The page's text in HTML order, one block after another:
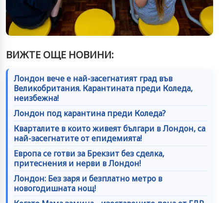
ВИЖТЕ ОЩЕ НОВИНИ:
Лондон вече е най-засегнатият град във
Великобритания. Карантината преди Коледа,
неизбежна!
Лондон под карантина преди Коледа?
Кварталите в които живеят българи в Лондон, са
най-засегнатите от епидемията!
Европа се готви за Брекзит без сделка,
притеснения и нерви в Лондон!
Лондон: Без заря и безплатно метро в
новогодишната нощ!